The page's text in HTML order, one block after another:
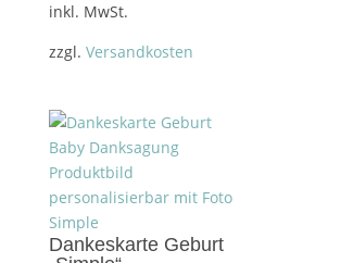
inkl. MwSt.
zzgl. Versandkosten
Dankeskarte Geburt